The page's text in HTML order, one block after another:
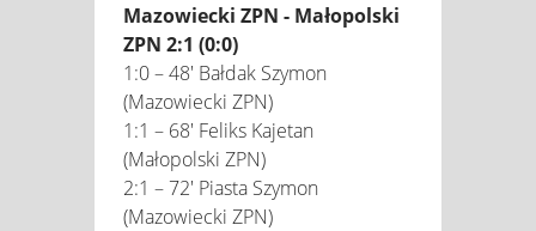
Mazowiecki ZPN - Małopolski
ZPN 2:1 (0:0)
1:0 – 48' Bałdak Szymon
(Mazowiecki ZPN)
1:1 – 68' Feliks Kajetan
(Małopolski ZPN)
2:1 – 72' Piasta Szymon
(Mazowiecki ZPN)